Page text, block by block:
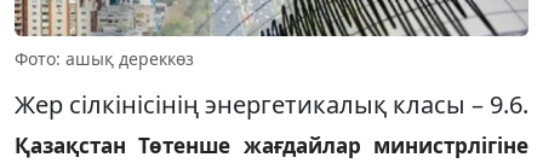
Фото: ашық дереккөз
Жер сілкінісінің энергетикалық класы – 9.6.
Қазақстан Төтенше жағдайлар министрлігіне